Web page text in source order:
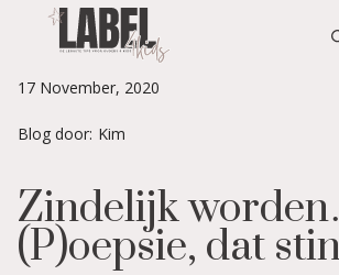
17 November, 2020
Blog door: Kim
Zindelijk
(P)oepsie, dat